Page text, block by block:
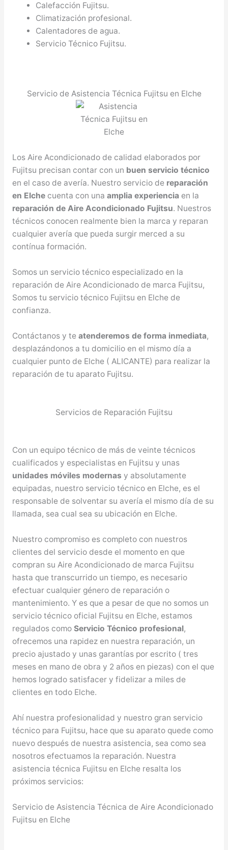
Calefacción Fujitsu.
Climatización profesional.
Calentadores de agua.
Servicio Técnico Fujitsu.
Servicio de Asistencia Técnica Fujitsu en Elche
Los Aire Acondicionado de calidad elaborados por
Fujitsu precisan contar con un buen servicio técnico
en el caso de avería. Nuestro servicio de reparación
en Elchecuenta con una amplia experiencia en la
reparación de Aire Acondicionado Fujitsu. Nuestros
técnicos conocen realmente bien la marca y reparan
cualquier avería que pueda surgir merced a su
contínua formación.
Somos un servicio técnico especializado en la
reparación de Aire Acondicionado de marca Fujitsu,
Somos tu servicio técnico Fujitsu en Elche de
confianza.
Contáctanos y te atenderemos de forma inmediata,
desplazándonos a tu domicilio en el mismo día a
cualquier punto de Elche ( ALICANTE) para realizar la
reparación de tu aparato Fujitsu.
Servicios de Reparación Fujitsu
Con un equipo técnico de más de veinte técnicos
cualificados y especialistas en Fujitsu y unas
unidades móviles modernas y absolutamente
equipadas, nuestro servicio técnico en Elche, es el
responsable de solventar su avería el mismo día de su
llamada, sea cual sea su ubicación en Elche.
Nuestro compromiso es completo con nuestros
clientes del servicio desde el momento en que
compran su Aire Acondicionado de marca Fujitsu
hasta que transcurrido un tiempo, es necesario
efectuar cualquier género de reparación o
mantenimiento. Y es que a pesar de que no somos un
servicio técnico oficial Fujitsu en Elche, estamos
regulados como Servicio Técnico profesional,
ofrecemos una rapidez en nuestra reparación, un
precio ajustado y unas garantías por escrito ( tres
meses en mano de obra y 2 años en piezas) con el que
hemos logrado satisfacer y fidelizar a miles de
clientes en todo Elche.
Ahí nuestra profesionalidad y nuestro gran servicio
técnico para Fujitsu, hace que su aparato quede como
nuevo después de nuestra asistencia, sea como sea
nosotros efectuamos la reparación. Nuestra
asistencia técnica Fujitsu en Elche resalta los
próximos servicios:
Servicio de Asistencia Técnica de Aire Acondicionado
Fujitsu en Elche